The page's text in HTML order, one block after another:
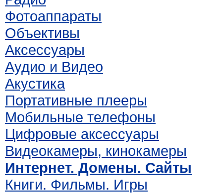
Фотоаппараты
Объективы
Аксессуары
Аудио и Видео
Акустика
Портативные плееры
Мобильные телефоны
Цифровые аксессуары
Видеокамеры, кинокамеры
Интернет. Домены. Сайты
Книги. Фильмы. Игры